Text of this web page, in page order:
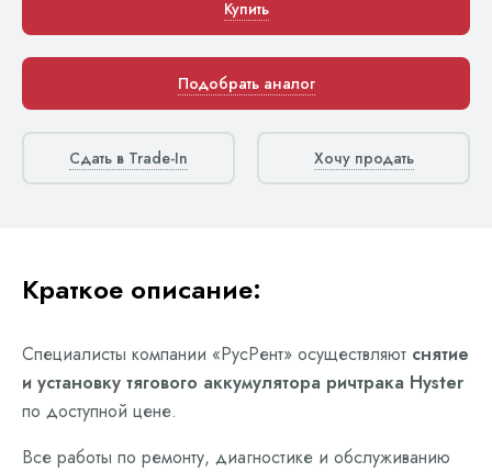
Купить
Подобрать аналог
Сдать в Trade-In Хочу продать
Краткое описание:
Специалисты компании «РусРент» осуществляют снятие
и установку тягового аккумулятора ричтрака Hyster
по доступной цене.
Все работы по ремонту, диагностике и обслуживанию